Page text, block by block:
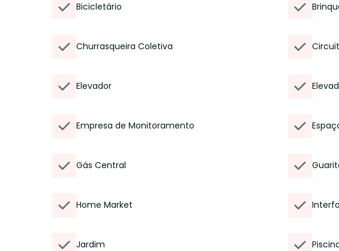
Bicicletário
Churrasqueira Coletiva
Elevador
Empresa de Monitoramento
Gás Central
Home Market
Jardim